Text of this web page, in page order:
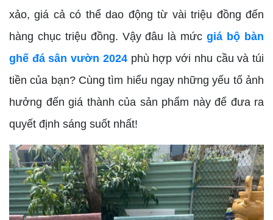
xảo, giá cả có thể dao động từ vài triệu đồng đến
hàng chục triệu đồng. Vậy đâu là mứcgiá bộ bàn
ghế đá sân vườn 2024phù hợp với nhu cầu và túi
tiền của bạn? Cùng tìm hiểu ngay những yếu tố ảnh
hưởng đến giá thành của sản phẩm này để đưa ra
quyết định sáng suốt nhất!